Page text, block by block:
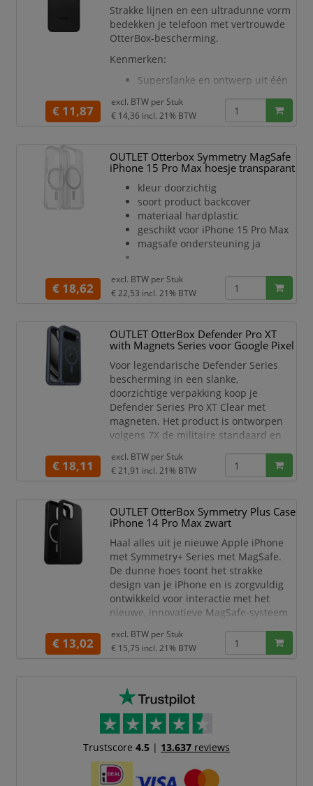
Kenmerken:
Drop+ | Overleeft vallen van
maximaal 1,8 meter
Voorzien van blauw lic
Strakke lijnen en een ultradunne vorm
bedekken je telefoon met vertrouwde
OtterBox-bescherming.
Kenmerken:
Superslanke en ontwerp uit één
broekzak past.
Zijn solide vorm uit één deel is
jouw telefoon en zijn soft-touch
randen zorgen voor een
Verhoogde, afgeschuinde rand
beschermt het aanraakscherm.
Qi Wireless Charging werkt met
hoes
Specificaties:
Compatibil
€ 11,87
excl. BTW per Stuk
€ 14,36 incl. 21% BTW
OUTLET Otterbox Symmetry MagSafe
iPhone 15 Pro Max hoesje transparant
kleur doorzichtig
soort product backcover
materiaal hardplastic
geschikt voor iPhone 15 Pro Max
magsafe ondersteuning ja
€ 18,62
excl. BTW per Stuk
€ 22,53 incl. 21% BTW
OUTLET OtterBox Defender Pro XT
with Magnets Series voor Google Pixel
Voor legendarische Defender Series
bescherming in een slanke,
doorzichtige verpakking koop je
Defender Series Pro XT Clear met
magneten. Het product is ontworpen
volgens 7X de militaire standaard en
doorstaan voordat we het op de markt
brachten. Het heeft een dunner
onder druk dat je apparaat stevig op
zijn plaats houdt — en een
magneten perfect uitge
€ 18,11
excl. BTW per Stuk
€ 21,91 incl. 21% BTW
OUTLET OtterBox Symmetry Plus Case
iPhone 14 Pro Max zwart
Haal alles uit je nieuwe Apple iPhone
met Symmetry+ Series met MagSafe.
De dunne hoes toont het strakke
design van je iPhone en is zorgvuldig
ontwikkeld voor interactie met het
nieuwe, innovatieve MagSafe-systeem
iPhone naar een hoger niveau tilt.
systeem van Apple
Duurzame antimicrobiële
technologie helpt de buitenka
€ 13,02
excl. BTW per Stuk
€ 15,75 incl. 21% BTW
Trustscore 4.5| 13.637reviews